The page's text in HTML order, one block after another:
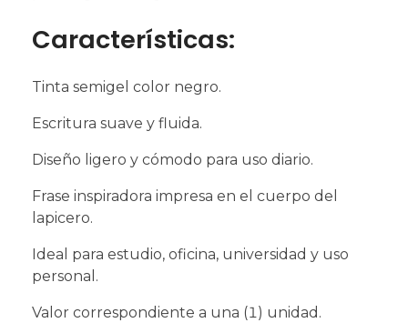
Características:
Tinta semigel color negro.
Escritura suave y fluida.
Diseño ligero y cómodo para uso diario.
Frase inspiradora impresa en el cuerpo del
lapicero.
Ideal para estudio, oficina, universidad y uso
personal.
Valor correspondiente a una (1) unidad.